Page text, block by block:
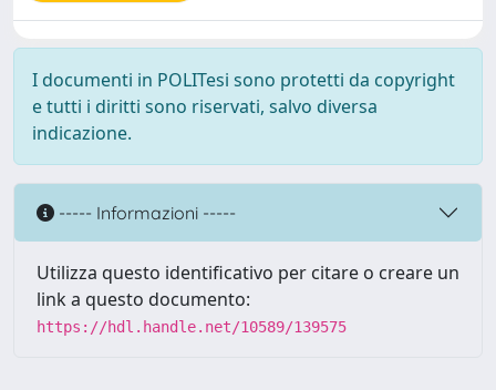
I documenti in POLITesi sono protetti da copyright
e tutti i diritti sono riservati, salvo diversa
indicazione.
----- Informazioni -----
Utilizza questo identificativo per citare o creare un
link a questo documento:
https://hdl.handle.net/10589/139575